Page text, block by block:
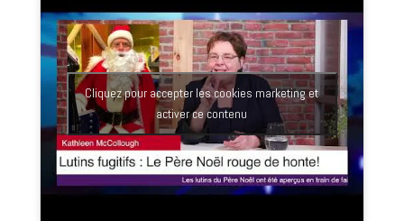
Cliquez pour accepter les cookies marketing et
activer ce contenu